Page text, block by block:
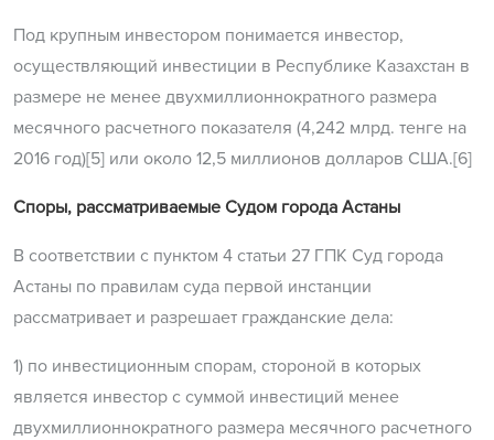
Под крупным инвестором понимается инвестор,
осуществляющий инвестиции в Республике Казахстан в
размере не менее двухмиллионнократного размера
месячного расчетного показателя (4,242 млрд. тенге на
2016 год)[5] или около 12,5 миллионов долларов США.[6]
Споры, рассматриваемые Судом города Астаны
В соответствии с пунктом 4 статьи 27 ГПК Суд города
Астаны по правилам суда первой инстанции
рассматривает и разрешает гражданские дела:
1) по инвестиционным спорам, стороной в которых
является инвестор с суммой инвестиций менее
двухмиллионнократного размера месячного расчетного